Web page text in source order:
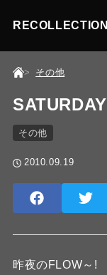
その他
その他
2010.09.19
昨夜のFLOW～!